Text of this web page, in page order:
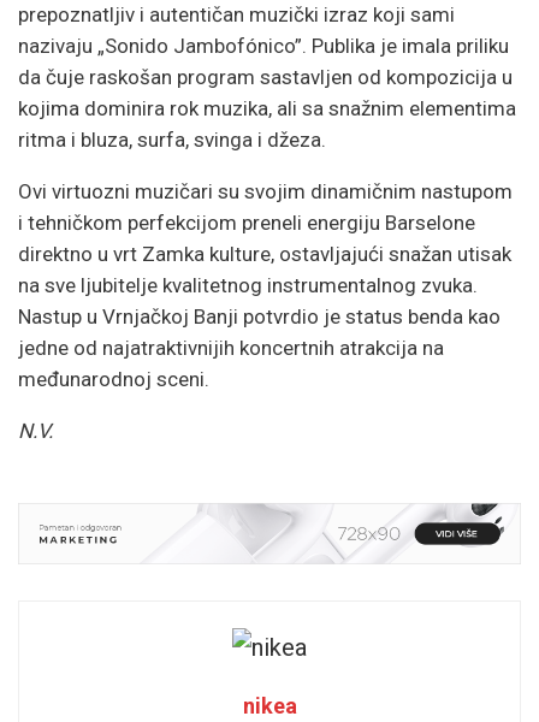
prepoznatljiv i autentičan muzički izraz koji sami
nazivaju „Sonido Jambofónico”. Publika je imala priliku
da čuje raskošan program sastavljen od kompozicija u
kojima dominira rok muzika, ali sa snažnim elementima
ritma i bluza, surfa, svinga i džeza.
Ovi virtuozni muzičari su svojim dinamičnim nastupom
i tehničkom perfekcijom preneli energiju Barselone
direktno u vrt Zamka kulture, ostavljajući snažan utisak
na sve ljubitelje kvalitetnog instrumentalnog zvuka.
Nastup u Vrnjačkoj Banji potvrdio je status benda kao
jedne od najatraktivnijih koncertnih atrakcija na
međunarodnoj sceni.
N.V.
nikea